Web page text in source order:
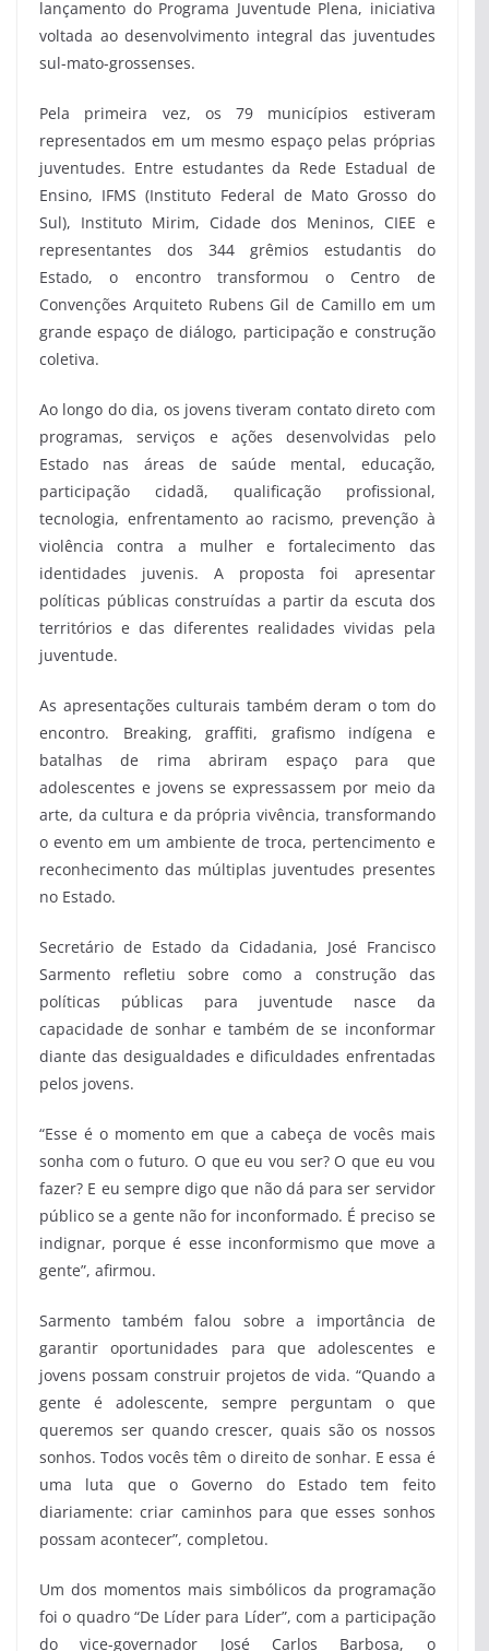
lançamento do Programa Juventude Plena, iniciativa
voltada ao desenvolvimento integral das juventudes
sul-mato-grossenses.
Pela primeira vez, os 79 municípios estiveram
representados em um mesmo espaço pelas próprias
juventudes. Entre estudantes da Rede Estadual de
Ensino, IFMS (Instituto Federal de Mato Grosso do
Sul), Instituto Mirim, Cidade dos Meninos, CIEE e
representantes dos 344 grêmios estudantis do
Estado, o encontro transformou o Centro de
Convenções Arquiteto Rubens Gil de Camillo em um
grande espaço de diálogo, participação e construção
coletiva.
Ao longo do dia, os jovens tiveram contato direto com
programas, serviços e ações desenvolvidas pelo
Estado nas áreas de saúde mental, educação,
participação cidadã, qualificação profissional,
tecnologia, enfrentamento ao racismo, prevenção à
violência contra a mulher e fortalecimento das
identidades juvenis. A proposta foi apresentar
políticas públicas construídas a partir da escuta dos
territórios e das diferentes realidades vividas pela
juventude.
As apresentações culturais também deram o tom do
encontro. Breaking, graffiti, grafismo indígena e
batalhas de rima abriram espaço para que
adolescentes e jovens se expressassem por meio da
arte, da cultura e da própria vivência, transformando
o evento em um ambiente de troca, pertencimento e
reconhecimento das múltiplas juventudes presentes
no Estado.
Secretário de Estado da Cidadania, José Francisco
Sarmento refletiu sobre como a construção das
políticas públicas para juventude nasce da
capacidade de sonhar e também de se inconformar
diante das desigualdades e dificuldades enfrentadas
pelos jovens.
“Esse é o momento em que a cabeça de vocês mais
sonha com o futuro. O que eu vou ser? O que eu vou
fazer? E eu sempre digo que não dá para ser servidor
público se a gente não for inconformado. É preciso se
indignar, porque é esse inconformismo que move a
gente”, afirmou.
Sarmento também falou sobre a importância de
garantir oportunidades para que adolescentes e
jovens possam construir projetos de vida. “Quando a
gente é adolescente, sempre perguntam o que
queremos ser quando crescer, quais são os nossos
sonhos. Todos vocês têm o direito de sonhar. E essa é
uma luta que o Governo do Estado tem feito
diariamente: criar caminhos para que esses sonhos
possam acontecer”, completou.
Um dos momentos mais simbólicos da programação
foi o quadro “De Líder para Líder”, com a participação
do vice-governador José Carlos Barbosa, o